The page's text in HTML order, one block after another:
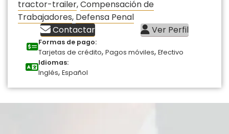
tractor-trailer,Compensación de
Trabajadores, Defensa Penal
Contactar
Ver Perfil
Formas de pago:
Tarjetas de crédito, Pagos móviles, Efectivo
Idiomas:
Inglés, Español